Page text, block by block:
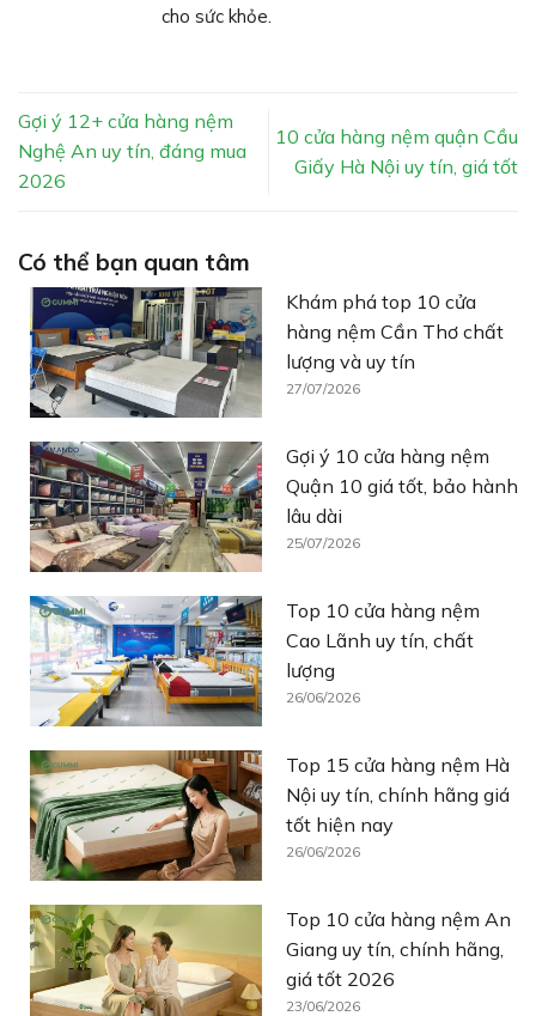
cho sức khỏe.
Gợi ý 12+ cửa hàng nệm
Nghệ An uy tín, đáng mua
2026
10 cửa hàng nệm quận Cầu
Giấy Hà Nội uy tín, giá tốt
Có thể bạn quan tâm
Khám phá top 10 cửa
hàng nệm Cần Thơ chất
lượng và uy tín
27/07/2026
Gợi ý 10 cửa hàng nệm
Quận 10 giá tốt, bảo hành
lâu dài
25/07/2026
Top 10 cửa hàng nệm
Cao Lãnh uy tín, chất
lượng
26/06/2026
Top 15 cửa hàng nệm Hà
Nội uy tín, chính hãng giá
tốt hiện nay
26/06/2026
Top 10 cửa hàng nệm An
Giang uy tín, chính hãng,
giá tốt 2026
23/06/2026